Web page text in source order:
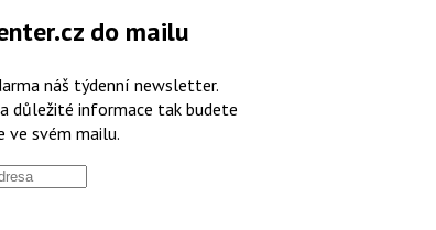
do mailu
náš týdenní newsletter.
důležité informace tak budete
ve svém mailu.